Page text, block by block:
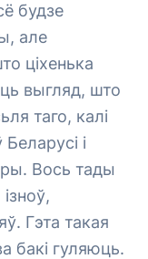
будзе
але
ціхенька
выгляд, што
таго, калі
і
Вось тады
Гэта такая
бакі гуляюць.